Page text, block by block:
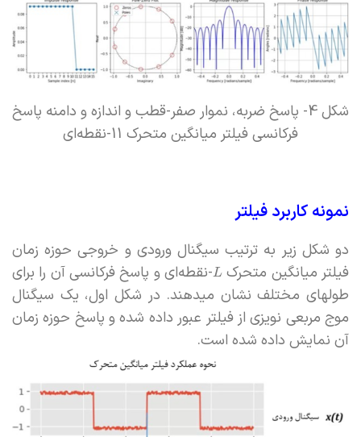
شکل 4- پاسخ ضربه، نموار صفر-قطب و اندازه و دامنه پاسخ
فرکانسی فیلتر میانگین متحرک 11-نقطه‌ای
نمونه کاربرد فیلتر
دو شکل زیر به ترتیب سیگنال ورودی و خروجی حوزه زمان
فیلتر میانگین متحرک L-نقطه‌ای و پاسخ فرکانسی آن را برای
طولهای مختلف نشان میدهند. در شکل اول، یک سیگنال
موج مربعی نویزی از فیلتر عبور داده شده و پاسخ حوزه زمان
آن نمایش داده شده است.